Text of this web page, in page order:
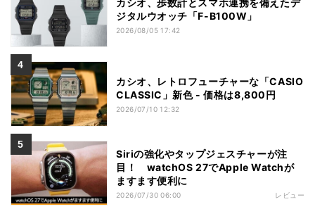
ジタルウオッチ「F-B100W」
2026/08/05 17:42
カシオ、レトロフューチャーな「CASIO
CLASSIC」新色 - 価格は8,800円
2026/07/10 12:32
Siriの強化やタップジェスチャーが注
目！ watchOS 27でApple Watchが
ますます便利に
2026/07/30 06:00 レビュー